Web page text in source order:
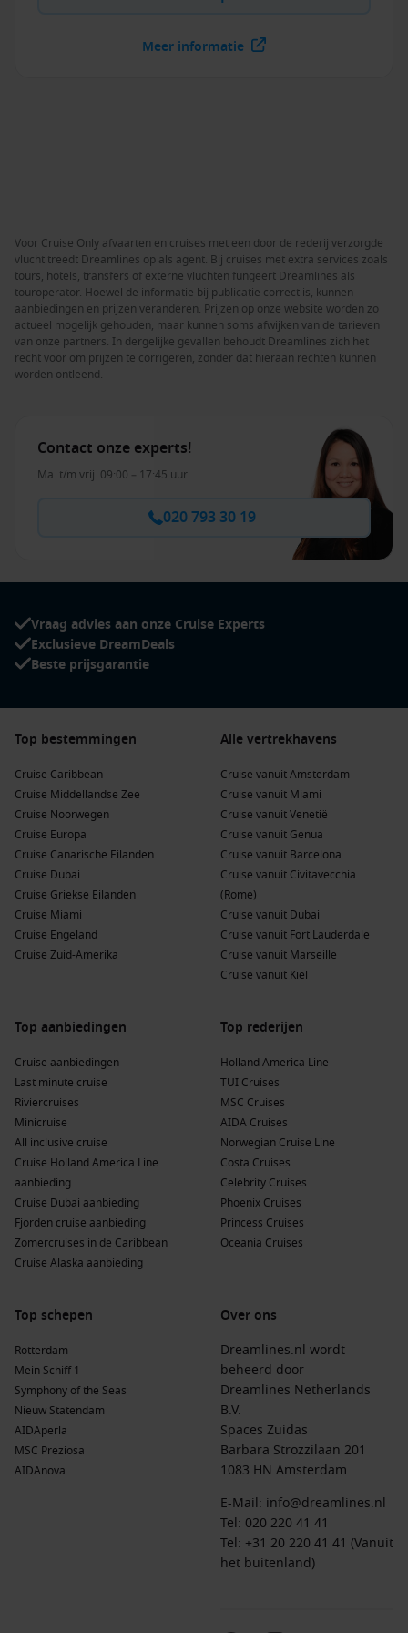
Meer informatie
Voor Cruise Only afvaarten en cruises met een door de rederij verzorgde
vlucht treedt Dreamlines op als agent. Bij cruises met extra services zoals
tours, hotels, transfers of externe vluchten fungeert Dreamlines als
touroperator. Hoewel de informatie bij publicatie correct is, kunnen
aanbiedingen en prijzen veranderen. Prijzen op onze website worden zo
actueel mogelijk gehouden, maar kunnen soms afwijken van de tarieven
van onze partners. In dergelijke gevallen behoudt Dreamlines zich het
recht voor om prijzen te corrigeren, zonder dat hieraan rechten kunnen
worden ontleend.
Contact onze experts!
Ma. t/m vrij. 09:00 – 17:45 uur
020 793 30 19
Vraag advies aan onze Cruise Experts
Exclusieve DreamDeals
Beste prijsgarantie
Top bestemmingen
Cruise Caribbean
Cruise Middellandse Zee
Cruise Noorwegen
Cruise Europa
Cruise Canarische Eilanden
Cruise Dubai
Cruise Griekse Eilanden
Cruise Miami
Cruise Engeland
Cruise Zuid-Amerika
Alle vertrekhavens
Cruise vanuit Amsterdam
Cruise vanuit Miami
Cruise vanuit Venetië
Cruise vanuit Genua
Cruise vanuit Barcelona
Cruise vanuit Civitavecchia
(Rome)
Cruise vanuit Dubai
Cruise vanuit Fort Lauderdale
Cruise vanuit Marseille
Cruise vanuit Kiel
Top aanbiedingen
Cruise aanbiedingen
Last minute cruise
Riviercruises
Minicruise
All inclusive cruise
Cruise Holland America Line
aanbieding
Cruise Dubai aanbieding
Fjorden cruise aanbieding
Zomercruises in de Caribbean
Cruise Alaska aanbieding
Top rederijen
Holland America Line
TUI Cruises
MSC Cruises
AIDA Cruises
Norwegian Cruise Line
Costa Cruises
Celebrity Cruises
Phoenix Cruises
Princess Cruises
Oceania Cruises
Top schepen
Rotterdam
Mein Schiff 1
Symphony of the Seas
Nieuw Statendam
AIDAperla
MSC Preziosa
AIDAnova
Over ons
Dreamlines.nl wordt
beheerd door
Dreamlines Netherlands
B.V.
Spaces Zuidas
Barbara Strozzilaan 201
1083 HN Amsterdam
E-Mail: info@dreamlines.nl
Tel: 020 220 41 41
Tel: +31 20 220 41 41 (Vanuit
het buitenland)